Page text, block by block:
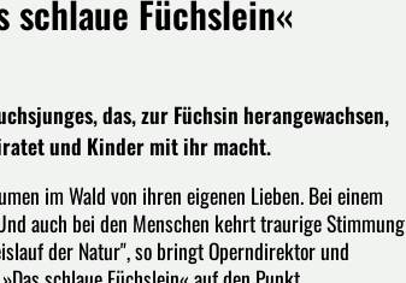
schlaue Füchslein«
das, zur Füchsin herangewachsen,
und Kinder mit ihr macht.
im Wald von ihren eigenen Lieben. Bei einem
auch bei den Menschen kehrt traurige Stimmung
der Natur", so bringt Operndirektor und